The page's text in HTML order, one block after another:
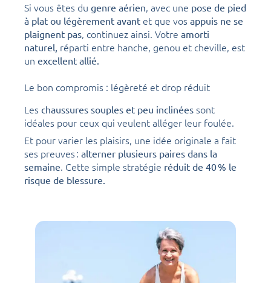
Si vous êtes du genre aérien, avec une pose de pied
à plat ou légèrement avant et que vos appuis ne se
plaignent pas, continuez ainsi. Votre amorti
naturel, réparti entre hanche, genou et cheville, est
un excellent allié.
Le bon compromis : légèreté et drop réduit
Les chaussures souples et peu inclinées sont
idéales pour ceux qui veulent alléger leur foulée.
Et pour varier les plaisirs, une idée originale a fait
ses preuves : alterner plusieurs paires dans la
semaine. Cette simple stratégie réduit de 40 % le
risque de blessure.